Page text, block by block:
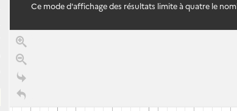
Ce mode d'affichage des résultats limite à quatre le